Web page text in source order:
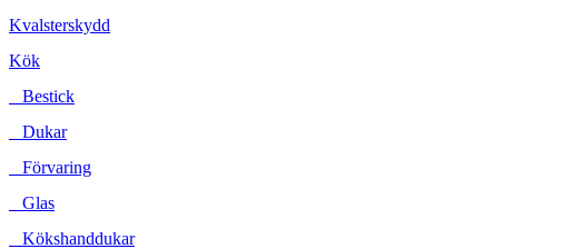
Kvalsterskydd
Kök
Bestick
Dukar
Förvaring
Glas
Kökshanddukar